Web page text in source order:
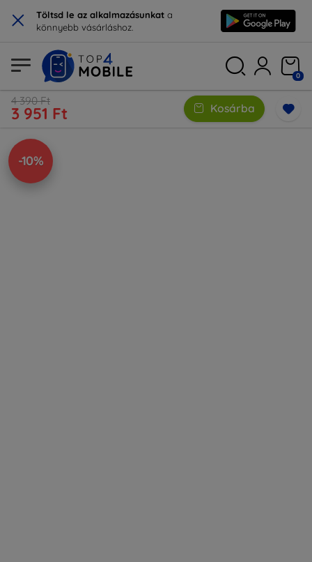
× Töltsd le az alkalmazásunkat a
könnyebb vásárláshoz.
0
4 390 Ft
3 951 Ft Kosárba
-10%